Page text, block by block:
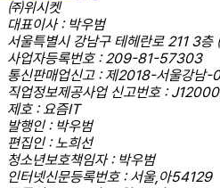
㈜위시켓
대표이사 : 박우범
서울특별시 강남구 테헤란로 211 3층
사업자등록번호 : 209-81-57303
통신판매업신고 : 제2018-서울강남
직업정보제공사업 신고번호 :
제호 : 요즘IT
발행인 : 박우범
편집인 : 노희선
청소년보호책임자 : 박우범
인터넷신문등록번호 : 서울,아54129